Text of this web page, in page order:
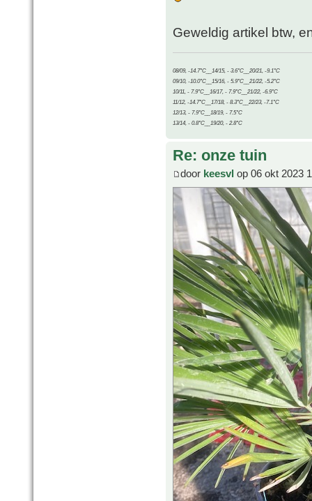
Geweldig artikel btw,
08/09, -14.7°C__14/15, - 3.6°C__20/21, -9.1°C
09/10, -10.0°C__15/16, - 5.9°C__21/22, -5.2°C
10/11, - 7.9°C__16/17, - 7.9°C__21/22, -6.9°C
11/12, -14.7°C__17/18, - 8.3°C__22/23, -7.1°C
12/13, - 7.9°C__18/19, - 7.5°C
13/14, - 0.8°C__19/20, - 2.8°C
Re: onze tuin
door keesvl op 06 okt 2023